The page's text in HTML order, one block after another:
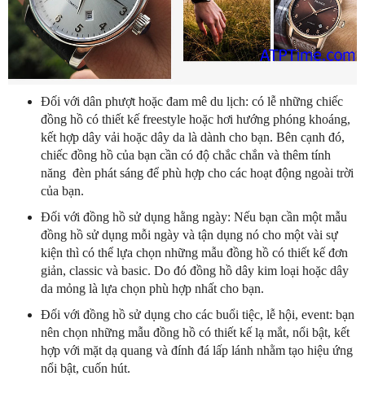
Đối với dân phượt hoặc đam mê du lịch: có lễ những chiếc
đồng hồ có thiết kế freestyle hoặc hơi hướng phóng khoáng,
kết hợp dây vải hoặc dây da là dành cho bạn. Bên cạnh đó,
chiếc đồng hồ của bạn cần có độ chắc chắn và thêm tính
năng đèn phát sáng để phù hợp cho các hoạt động ngoài trời
của bạn.
Đối với đồng hồ sử dụng hằng ngày: Nếu bạn cần một mẫu
đồng hồ sử dụng mỗi ngày và tận dụng nó cho một vài sự
kiện thì có thể lựa chọn những mẫu đồng hồ có thiết kế đơn
giản, classic và basic. Do đó đồng hồ dây kim loại hoặc dây
da mỏng là lựa chọn phù hợp nhất cho bạn.
Đối với đồng hồ sử dụng cho các buổi tiệc, lễ hội, event: bạn
nên chọn những mẫu đồng hồ có thiết kế lạ mắt, nổi bật, kết
hợp với mặt dạ quang và đính đá lấp lánh nhằm tạo hiệu ứng
nổi bật, cuốn hút.